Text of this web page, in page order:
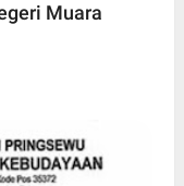
Muara